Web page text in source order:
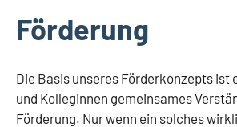
Förderung
Die Basis unseres Förderkonzepts ist
und Kolleginnen gemeinsames
Förderung. Nur wenn ein solches